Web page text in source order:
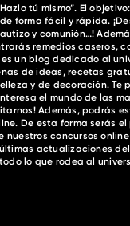
tú mismo”. El
forma fácil y rápida.
y comunión…!
remedios caseros,
es un blog dedicado al
de ideas, recetas
y de decoración. Te
el mundo de las
Además, podrás
De esta forma serás
concursos
actualizaciones
lo que rodea al